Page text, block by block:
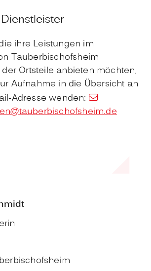
ihre Leistungen im
Tauberbischofsheim
Ortsteile anbieten möchten,
Aufnahme in die Übersicht an
Adresse wenden: